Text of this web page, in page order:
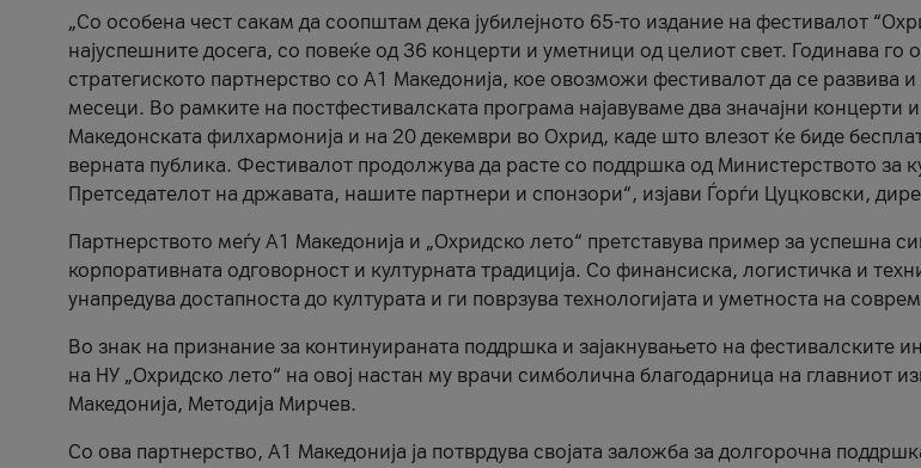
„Со особена чест сакам да соопштам дека јубилејното 65-то издание на фестивалот
најуспешните досега, со повеќе од 36 концерти и уметници од целиот свет. Годинава го
стратегиското партнерство со А1 Македонија, кое овозможи фестивалот да се развива
месеци. Во рамките на постфестивалската програма најавуваме два значајни концерти
Македонската филхармонија и на 20 декември во Охрид, каде што влезот ќе биде
верната публика. Фестивалот продолжува да расте со поддршка од Министерството за
Претседателот на државата, нашите партнери и спонзори“, изјави Ѓорѓи Цуцковски,
Партнерството меѓу A1 Македонија и „Охридско лето“ претставува пример за успешна
корпоративната одговорност и културната традиција. Со финансиска, логистичка и
унапредува достапноста до културата и ги поврзува технологијата и уметноста на
Во знак на признание за континуираната поддршка и зајакнувањето на фестивалските
на НУ „Охридско лето“ на овој настан му врачи симболична благодарница на главниот
Македонија, Методија Мирчев.
Со ова партнерство, A1 Македонија ја потврдува својата заложба за долгорочна